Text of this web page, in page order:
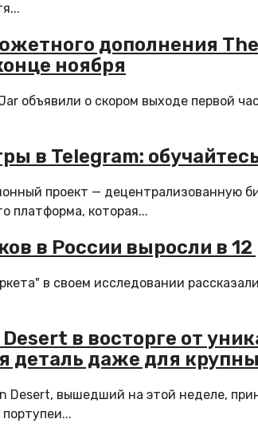
дополнения
ноября
объявили о скором выходе первой
в Telegram:
проект — децентрализованную
платформа, которая...
в России выросли в 12
в своем исследовании
в восторге от
деталь даже для
Desert, вышедший на этой неделе,